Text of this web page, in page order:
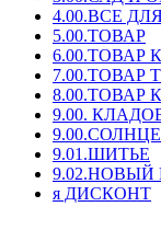
4.00.ВСЕ
5.00.ТОВАР
6.00.ТОВАР
7.00.ТОВАР
8.00.ТОВАР
9.00.
9.01.ШИТЬЕ
9.02.НОВЫЙ
я ДИСКОНТ